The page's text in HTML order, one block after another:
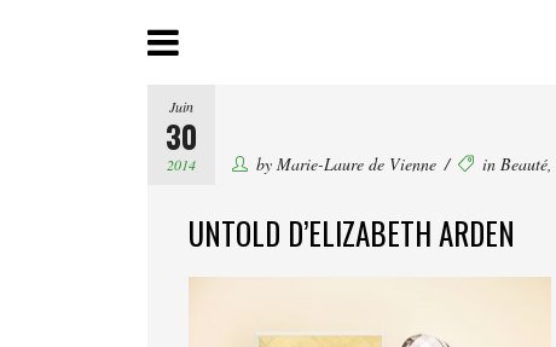
Juin
30
2014 by Marie-Laure de Vienne in Beauté,
UNTOLD D’ELIZABETH ARDEN